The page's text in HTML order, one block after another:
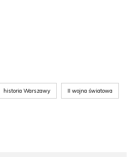
historia Warszawy II wojna światowa